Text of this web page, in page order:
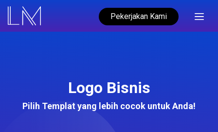
Pekerjakan Kami
Logo Bisnis
Pilih Templat yang lebih cocok untuk Anda!